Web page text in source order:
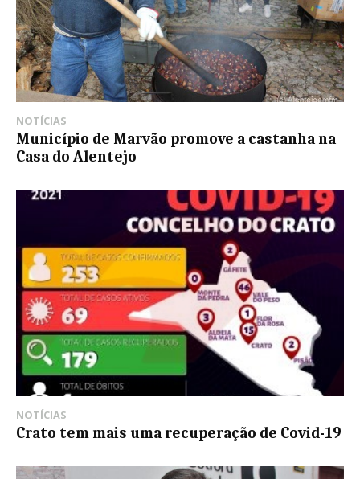
NOTÍCIAS
Município de Marvão promove a castanha na
Casa do Alentejo
NOTÍCIAS
Crato tem mais uma recuperação de Covid-19